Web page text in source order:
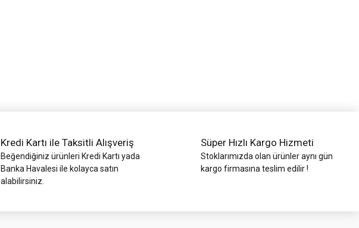
Kredi Kartı ile Taksitli Alışveriş
Beğendiğiniz ürünleri Kredi Kartı yada
Banka Havalesi ile kolayca satın
alabilirsiniz.
Süper Hızlı Kargo Hizmeti
Stoklarımızda olan ürünler aynı gün
kargo firmasına teslim edilir !